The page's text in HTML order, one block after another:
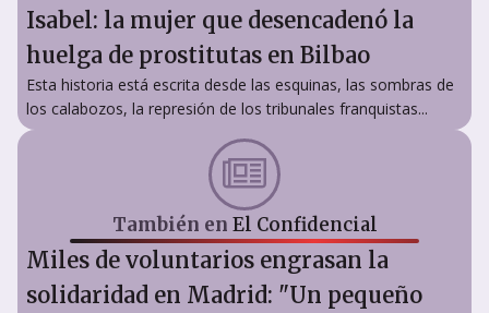
Isabel: la mujer que desencadenó la
huelga de prostitutas en Bilbao
Esta historia está escrita desde las esquinas, las sombras de
los calabozos, la represión de los tribunales franquistas...
También en El Confidencial
Miles de voluntarios engrasan la
solidaridad en Madrid: "Un pequeño